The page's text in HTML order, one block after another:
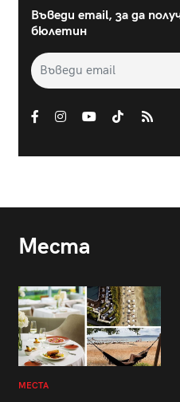
Въведи email, за да
бюлетин
Места
МЕСТА